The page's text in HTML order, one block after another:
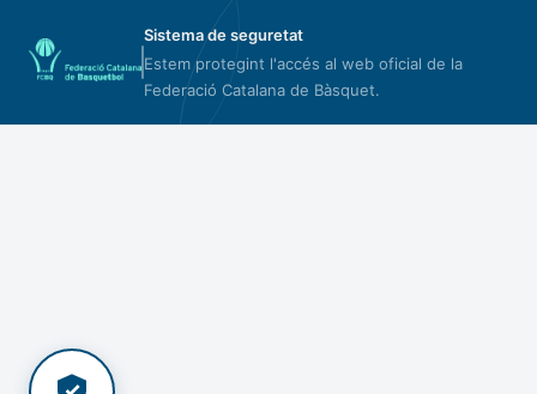
Sistema de seguretat
Estem protegint l'accés al web oficial de la
Federació Catalana de Bàsquet.